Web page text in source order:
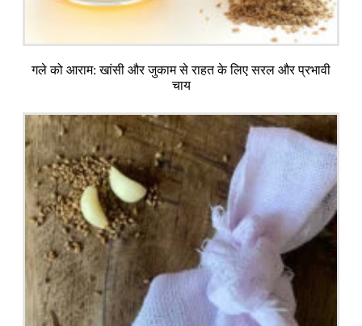
गले को आराम: खांसी और जुकाम से राहत के लिए सरल और प्रभावी
चाय